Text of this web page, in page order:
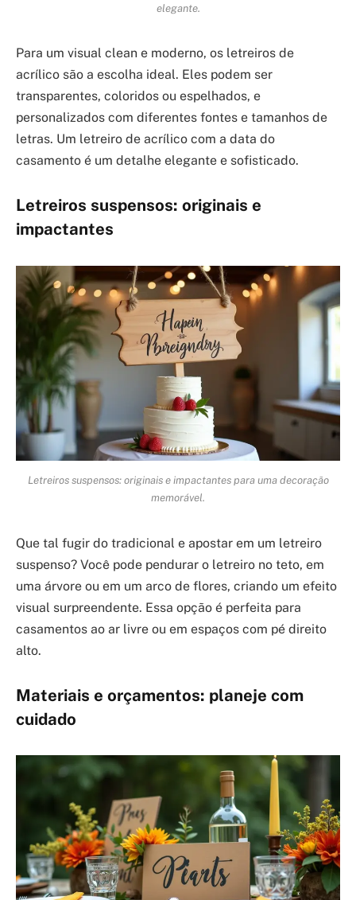
elegante.
Para um visual clean e moderno, os letreiros de
acrílico são a escolha ideal. Eles podem ser
transparentes, coloridos ou espelhados, e
personalizados com diferentes fontes e tamanhos de
letras. Um letreiro de acrílico com a data do
casamento é um detalhe elegante e sofisticado.
Letreiros suspensos: originais e
impactantes
Letreiros suspensos: originais e impactantes para uma decoração
memorável.
Que tal fugir do tradicional e apostar em um letreiro
suspenso? Você pode pendurar o letreiro no teto, em
uma árvore ou em um arco de flores, criando um efeito
visual surpreendente. Essa opção é perfeita para
casamentos ao ar livre ou em espaços com pé direito
alto.
Materiais e orçamentos: planeje com
cuidado